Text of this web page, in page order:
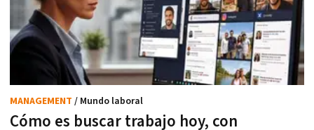
Cómo es buscar trabajo hoy, con
MANAGEMENT / Mundo laboral